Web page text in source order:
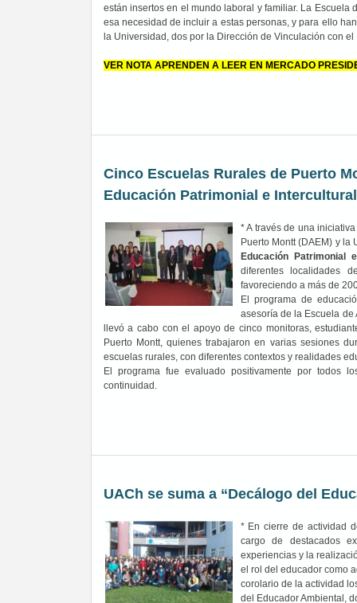
están insertos en el mundo laboral y familiar. La Escuela
esa necesidad de incluir a estas personas, y para ello
la Universidad, dos por la Dirección de Vinculación con
VER NOTA APRENDEN A LEER EN MERCADO
Cinco Escuelas Rurales de Puerto
Educación Patrimonial e Intercultural
* A través de una
Puerto Montt (DAEM) y
Educación Patrimonial
diferentes localidades
favoreciendo a más de
El programa de
asesoría de la Escuela
llevó a cabo con el apoyo de cinco monitoras,
Puerto Montt, quienes trabajaron en varias sesiones
escuelas rurales, con diferentes contextos y realidades
El programa fue evaluado positivamente por todos
continuidad.
UACh se suma a “Decálogo del
* En cierre de actividad
cargo de destacados
experiencias y la
el rol del educador como
corolario de la actividad
del Educador Ambiental,